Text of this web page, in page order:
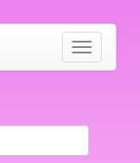
Toggle
navigation